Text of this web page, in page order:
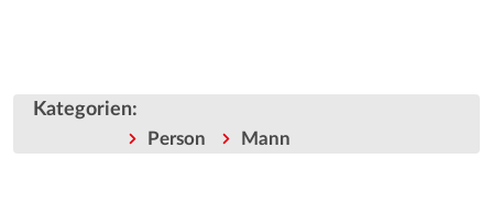
Kategorien:
Person Mann